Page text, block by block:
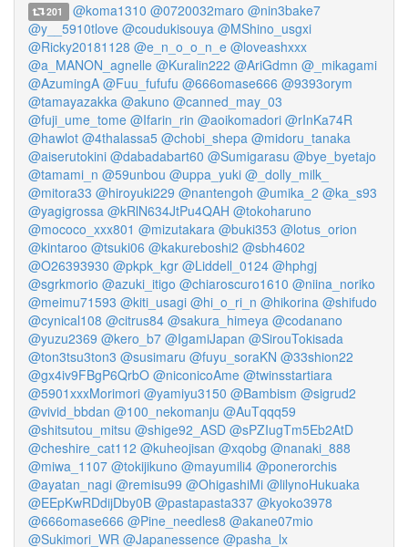
201 @koma1310 @0720032maro @nin3bake7
@y__5910tlove @coudukisouya @MShino_usgxi
@Ricky20181128 @e_n_o_o_n_e @loveashxxx
@a_MANON_agnelle @Kuralin222 @AriGdmn @_mikagami
@AzumingA @Fuu_fufufu @666omase666 @9393orym
@tamayazakka @akuno @canned_may_03
@fuji_ume_tome @Ifarin_rin @aoikomadori @rInKa74R
@hawlot @4thalassa5 @chobi_shepa @midoru_tanaka
@aiserutokini @dabadabart60 @Sumigarasu @bye_byetajo
@tamami_n @59unbou @uppa_yuki @_dolly_milk_
@mitora33 @hiroyuki229 @nantengoh @umika_2 @ka_s93
@yagigrossa @kRlN634JtPu4QAH @tokoharuno
@mococo_xxx801 @mizutakara @buki353 @lotus_orion
@kintaroo @tsuki06 @kakureboshi2 @sbh4602
@O26393930 @pkpk_kgr @Liddell_0124 @hphgj
@sgrkmorio @azuki_itigo @chiaroscuro1610 @niina_noriko
@meimu71593 @kiti_usagi @hi_o_ri_n @hikorina @shifudo
@cynical108 @citrus84 @sakura_himeya @codanano
@yuzu2369 @kero_b7 @IgamiJapan @SirouTokisada
@ton3tsu3ton3 @susimaru @fuyu_soraKN @33shion22
@gx4iv9FBgP6QrbO @niconicoAme @twinsstartiara
@5901xxxMorimori @yamiyu3150 @Bambism @sigrud2
@vivid_bbdan @100_nekomanju @AuTqqq59
@shitsutou_mitsu @shige92_ASD @sPZIugTm5Eb2AtD
@cheshire_cat112 @kuheojisan @xqobg @nanaki_888
@miwa_1107 @tokijikuno @mayumili4 @ponerorchis
@ayatan_nagi @remisu99 @OhigashiMi @lilynoHukuaka
@EEpKwRDdijDby0B @pastapasta337 @kyoko3978
@666omase666 @Pine_needles8 @akane07mio
@Sukimori_WR @Japanessence @pasha_lx